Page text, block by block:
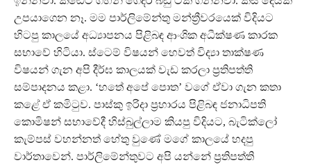
උපයාගෙන නෑ. මම පාර්ලිමේන්තු මන්ත්‍රීවරයෙක් විදියට
හිටපු කාලයේ අධ්‍යාපනය පිළිබඳ ආංශික අධීක්ෂණ කාරක
සභාවේ හිටියා. ස්ටෙම් විෂයන් හෙවත් විද්‍යා තාක්ෂණ
විෂයන් ගැන අපි දීර්ඝ කාලයක් වැඩ කරලා ප්‍රතිපත්ති
සම්පාදනය කළා. ‘හතේ අපේ පොත’ වගේ ඒවා ගැන කතා
කළේ ඒ කමිටුව. පාස්කු ඉරිදා ප්‍රහාරය පිළිබඳ ජනාධිපති
කොමිෂන් සභාවේදී හිස්බුල්ලාම කියපු විදියට, බැටික්ලෝ
කැම්පස් වහන්නත් හේතු වුණේ මගේ කාලයේ හදපු
වාර්තාවෙන්. පාර්ලිමේන්තුවට අපි යන්නේ ප්‍රතිපත්ති